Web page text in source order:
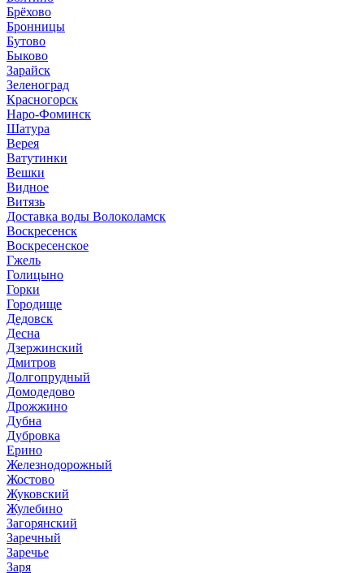
Брёхово
Бронницы
Бутово
Быково
Зарайск
Зеленоград
Красногорск
Наро-Фоминск
Шатура
Верея
Ватутинки
Вешки
Видное
Витязь
Доставка воды Волоколамск
Воскресенск
Воскресенское
Гжель
Голицыно
Горки
Городище
Дедовск
Десна
Дзержинский
Дмитров
Долгопрудный
Домодедово
Дрожжино
Дубна
Дубровка
Ерино
Железнодорожный
Жостово
Жуковский
Жулебино
Загорянский
Заречный
Заречье
Заря